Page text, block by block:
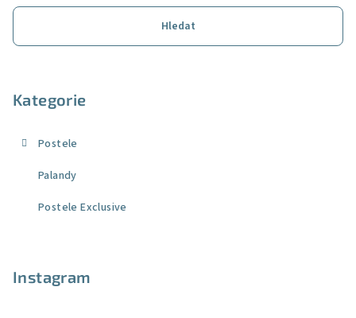
Hledat
Kategorie
Postele
Palandy
Postele Exclusive
Instagram